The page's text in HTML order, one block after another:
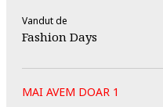
Vandut de
Fashion Days
MAI AVEM DOAR 1